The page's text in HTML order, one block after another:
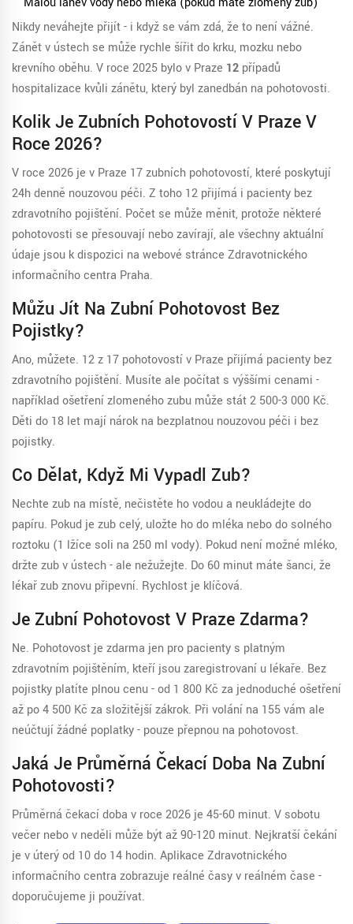
Nikdy neváhejte přijít - i když se vám zdá, že to není vážné.
Zánět v ústech se může rychle šířit do krku, mozku nebo
krevního oběhu. V roce 2025 bylo v Praze 12 případů
hospitalizace kvůli zánětu, který byl zanedbán na pohotovosti.
Kolik Je Zubních Pohotovostí V Praze V
Roce 2026?
V roce 2026 je v Praze 17 zubních pohotovostí, které poskytují
24h denně nouzovou péči. Z toho 12 přijímá i pacienty bez
zdravotního pojištění. Počet se může měnit, protože některé
pohotovosti se přesouvají nebo zavírají, ale všechny aktuální
údaje jsou k dispozici na webové stránce Zdravotnického
informačního centra Praha.
Můžu Jít Na Zubní Pohotovost Bez
Pojistky?
Ano, můžete. 12 z 17 pohotovostí v Praze přijímá pacienty bez
zdravotního pojištění. Musíte ale počítat s výššími cenami -
například ošetření zlomeného zubu může stát 2 500-3 000 Kč.
Děti do 18 let mají nárok na bezplatnou nouzovou péči i bez
pojistky.
Co Dělat, Když Mi Vypadl Zub?
Nechte zub na místě, nečistěte ho vodou a neukládejte do
papíru. Pokud je zub celý, uložte ho do mléka nebo do solného
roztoku (1 lžíce soli na 250 ml vody). Pokud není možné mléko,
držte zub v ústech - ale nežužejte. Do 60 minut máte šanci, že
lékař zub znovu připevní. Rychlost je klíčová.
Je Zubní Pohotovost V Praze Zdarma?
Ne. Pohotovost je zdarma jen pro pacienty s platným
zdravotním pojištěním, kteří jsou zaregistrovaní u lékaře. Bez
pojistky platíte plnou cenu - od 1 800 Kč za jednoduché ošetření
až po 4 500 Kč za složitější zákrok. Při volání na 155 vám ale
neúčtují žádné poplatky - pouze přepnou na pohotovost.
Jaká Je Průměrná Čekací Doba Na Zubní
Pohotovosti?
Průměrná čekací doba v roce 2026 je 45-60 minut. V sobotu
večer nebo v neděli může být až 90-120 minut. Nejkratší čekání
je v úterý od 10 do 14 hodin. Aplikace Zdravotnického
informačního centra zobrazuje reálné časy v reálném čase -
doporučujeme ji používat.